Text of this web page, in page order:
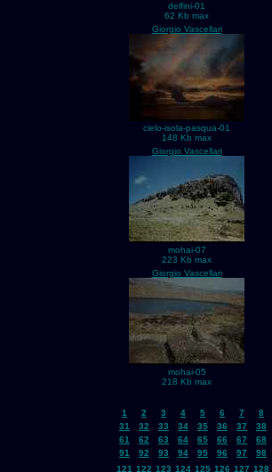
delfini-01
62 Kb max
Giorgio Vascellari
cielo-isola-pasqua-01
148 Kb max
Giorgio Vascellari
mohai-07
223 Kb max
Giorgio Vascellari
mohai-05
218 Kb max
1 2 3 4 5 6 7 8
31
32 33 34 35 36 37 38
61
62 63 64 65 66 67 68
91
92 93 94 95 96 97 98
121 122 123 124 125 126 127 128